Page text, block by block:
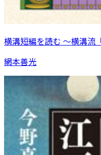
横溝短編を読む 〜横溝流
網本善光